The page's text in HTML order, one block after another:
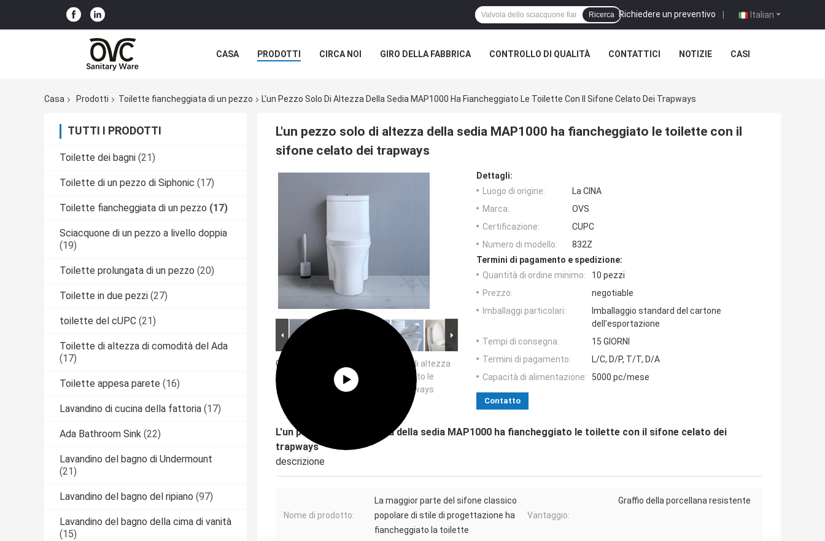
Italian
Richiedere un preventivo |
Ricerca
CASA PRODOTTI CIRCA NOI GIRO DELLA FABBRICA CONTROLLO DI QUALITÀ CONTATTICI NOTIZIE CASI
Casa Prodotti Toilette fiancheggiata di un pezzo L'un Pezzo Solo Di Altezza Della Sedia MAP1000 Ha Fiancheggiato Le Toilette Con Il Sifone Celato Dei Trapways
TUTTI I PRODOTTI
Toilette dei bagni (21)
Toilette di un pezzo di Siphonic (17)
Toilette fiancheggiata di un pezzo (17)
Sciacquone di un pezzo a livello doppia
(19)
Toilette prolungata di un pezzo (20)
Toilette in due pezzi (27)
toilette del cUPC (21)
Toilette di altezza di comodità del Ada
(17)
Toilette appesa parete (16)
Lavandino di cucina della fattoria (17)
Ada Bathroom Sink (22)
Lavandino del bagno di Undermount
(21)
Lavandino del bagno del ripiano (97)
Lavandino del bagno della cima di vanità
(15)
L'un pezzo solo di altezza della sedia MAP1000 ha fiancheggiato le toilette con il
sifone celato dei trapways
Grande immagine :
L'un pezzo solo di altezza
della sedia MAP1000 ha fiancheggiato le
toilette con il sifone celato dei trapways
Dettagli:
Luogo di origine:
La CINA
Marca:
OVS
Certificazione:
CUPC
Numero di modello:
832Z
Termini di pagamento e spedizione:
Quantità di ordine minimo:
10 pezzi
Prezzo:
negotiable
Imballaggi particolari:
Imballaggio standard del cartone
dell'esportazione
Tempi di consegna:
15 GIORNI
Termini di pagamento:
L/C, D/P, T/T, D/A
Capacità di alimentazione:
5000 pc/mese
Contatto
L'un pezzo solo di altezza della sedia MAP1000 ha fiancheggiato le toilette con il sifone celato dei
trapways
descrizione
Nome di prodotto:
La maggior parte del sifone classico
popolare di stile di progettazione ha
fiancheggiato la toilette
Vantaggio:
Graffio della porcellana resistente